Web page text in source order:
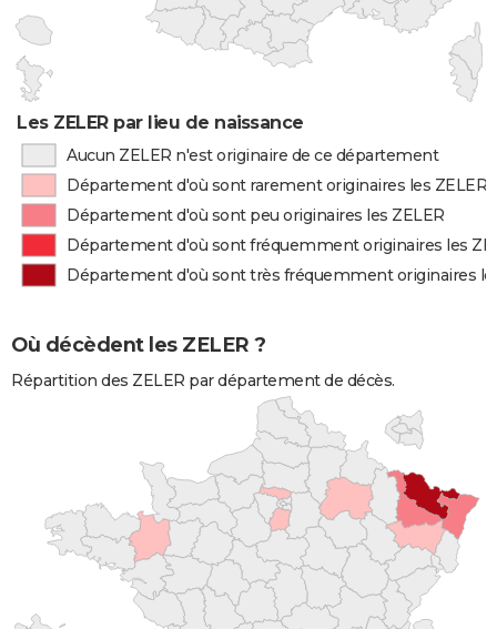
Les ZELER par lieu de naissance
Aucun ZELER n'est originaire de ce département
Département d'où sont rarement originaires les ZELER
Département d'où sont peu originaires les ZELER
Département d'où sont fréquemment originaires les
Département d'où sont très fréquemment originaires
Où décèdent les ZELER ?
Répartition des ZELER par département de décès.